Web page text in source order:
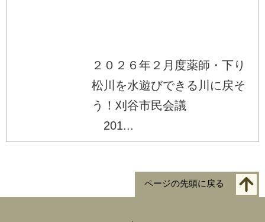
２０２６年２月度薬師・下り
松川を水遊びできる川に戻そ
う！刈谷市民会議
201...
ページの先頭に戻る